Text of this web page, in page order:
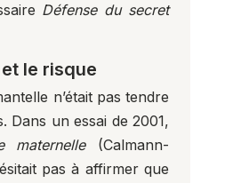
Défense du secret
le risque
n’était pas tendre
Dans un essai de 2001,
maternelle(Calmann-
pas à affirmer que